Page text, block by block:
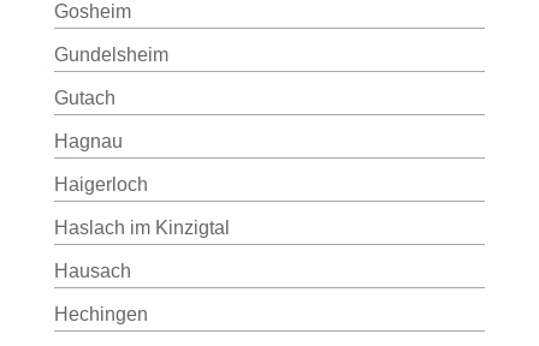
Gosheim
Gundelsheim
Gutach
Hagnau
Haigerloch
Haslach im Kinzigtal
Hausach
Hechingen